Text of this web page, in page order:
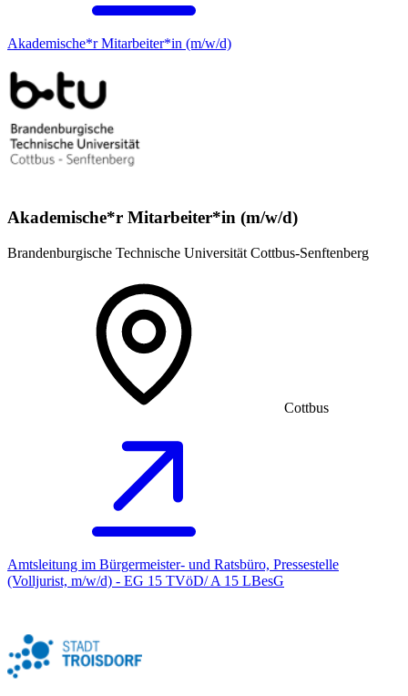
Akademische*r Mitarbeiter*in (m/w/d)
Akademische*r Mitarbeiter*in (m/w/d)
Brandenburgische Technische Universität Cottbus-Senftenberg
Cottbus
Amtsleitung im Bürgermeister- und Ratsbüro, Pressestelle
(Volljurist, m/w/d) - EG 15 TVöD/ A 15 LBesG